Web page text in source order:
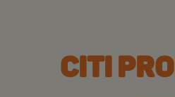
CITI